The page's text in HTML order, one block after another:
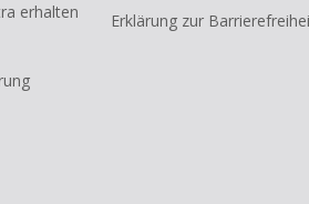
erhalten
Erklärung zur